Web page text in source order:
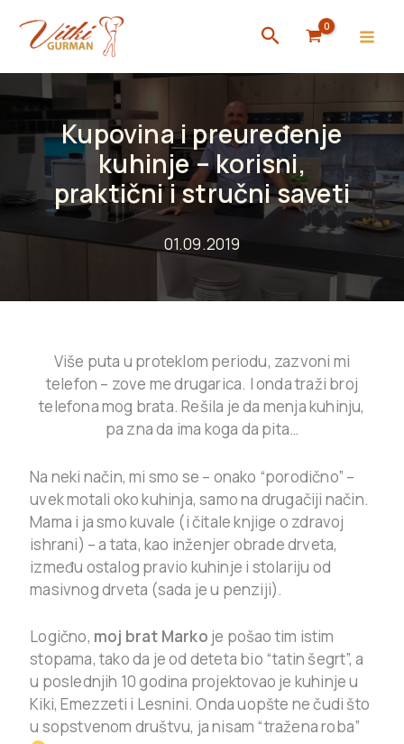
content
Search
Kupovina i preuređenje
kuhinje – korisni,
praktični i stručni saveti
01.09.2019
Više puta u proteklom periodu, zazvoni mi
telefon – zove me drugarica. I onda traži broj
telefona mog brata. Rešila je da menja kuhinju,
pa zna da ima koga da pita…
Na neki način, mi smo se – onako “porodično” –
uvek motali oko kuhinja, samo na drugačiji način.
Mama i ja smo kuvale (i čitale knjige o zdravoj
ishrani) – a tata, kao inženjer obrade drveta,
između ostalog pravio kuhinje i stolariju od
masivnog drveta (sada je u penziji).
Logično, moj brat Marko je pošao tim istim
stopama, tako da je od deteta bio “tatin šegrt”, a
u poslednjih 10 godina projektovao je kuhinje u
Kiki, Emezzeti i Lesnini. Onda uopšte ne čudi što
u sopstvenom društvu, ja nisam “tražena roba”